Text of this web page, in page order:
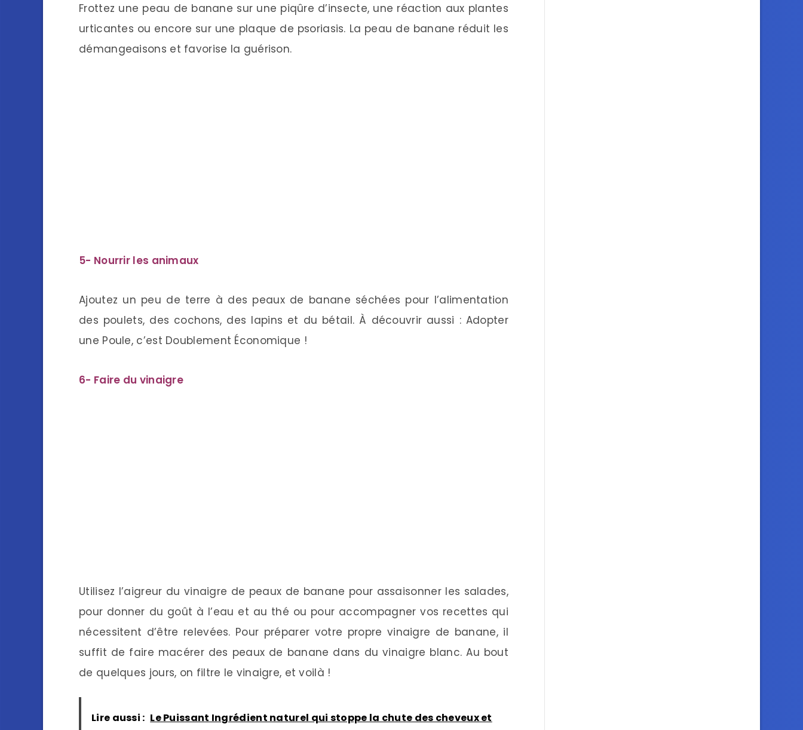
Frottez une peau de banane sur une piqûre d’insecte, une réaction aux plantes
urticantes ou encore sur une plaque de psoriasis. La peau de banane réduit les
démangeaisons et favorise la guérison.
5- Nourrir les animaux
Ajoutez un peu de terre à des peaux de banane séchées pour l’alimentation
des poulets, des cochons, des lapins et du bétail. À découvrir aussi : Adopter
une Poule, c’est Doublement Économique !
6- Faire du vinaigre
Utilisez l’aigreur du vinaigre de peaux de banane pour assaisonner les salades,
pour donner du goût à l’eau et au thé ou pour accompagner vos recettes qui
nécessitent d’être relevées. Pour préparer votre propre vinaigre de banane, il
suffit de faire macérer des peaux de banane dans du vinaigre blanc. Au bout
de quelques jours, on filtre le vinaigre, et voilà !
Lire aussi : Le Puissant Ingrédient naturel qui stoppe la chute des cheveux et